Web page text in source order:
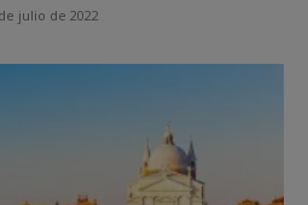
julio de 2022